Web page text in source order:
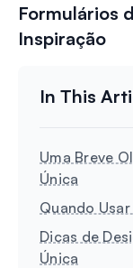
Formulários
Inspiração
Uma Breve
Única
Quando
Dicas de
Única